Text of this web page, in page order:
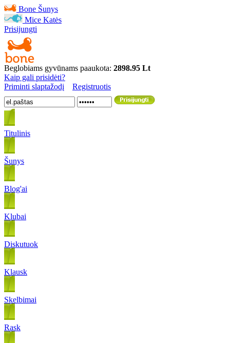
Bone Šunys
Mice Katės
Prisijungti
Beglobiams gyvūnams paaukota: 2898.95 Lt
Kaip gali prisidėti?
Priminti slaptažodį
Registruotis
Titulinis
Šunys
Blog'ai
Klubai
Diskutuok
Klausk
Skelbimai
Rask